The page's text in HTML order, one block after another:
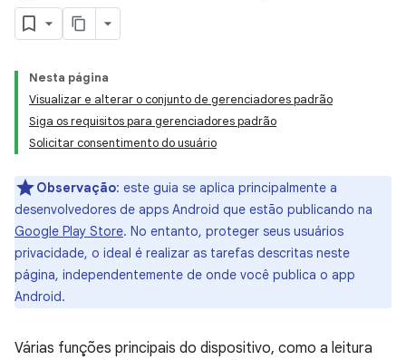
Nesta página
Visualizar e alterar o conjunto de gerenciadores padrão
Siga os requisitos para gerenciadores padrão
Solicitar consentimento do usuário
Observação: este guia se aplica principalmente a
desenvolvedores de apps Android que estão publicando na
Google Play Store. No entanto, proteger seus usuários
privacidade, o ideal é realizar as tarefas descritas neste
página, independentemente de onde você publica o app
Android.
Várias funções principais do dispositivo, como a leitura